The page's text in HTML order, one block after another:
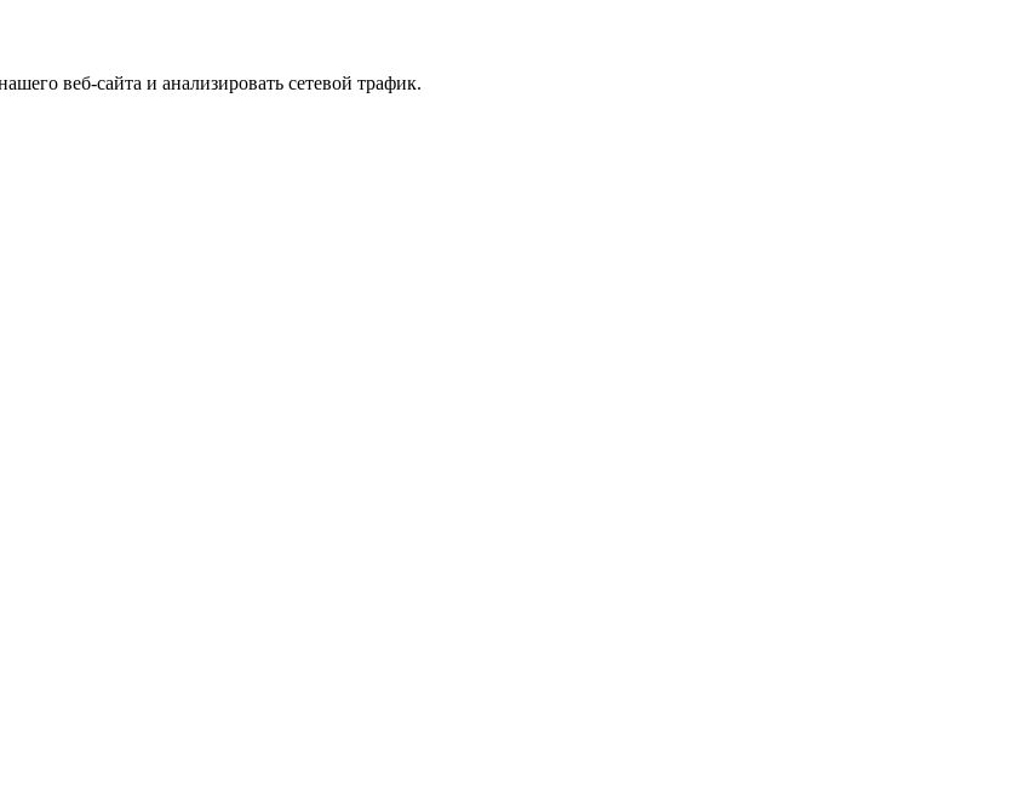
веб-сайта и анализировать сетевой трафик.